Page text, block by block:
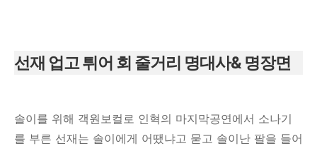
선재 업고 튀어 회 줄거리 명대사& 명장면
솔이를 위해 객원보컬로 인혁의 마지막공연에서 소나기
를 부른 선재는 솔이에게 어땠냐고 묻고 솔이난 팔을 들어